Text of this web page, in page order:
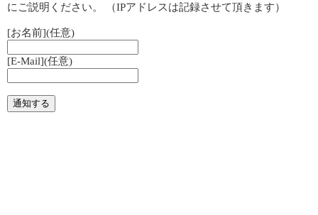
にご説明ください。 （IPアドレスは記録させて頂きます）
[お名前](任意)
[E-Mail](任意)